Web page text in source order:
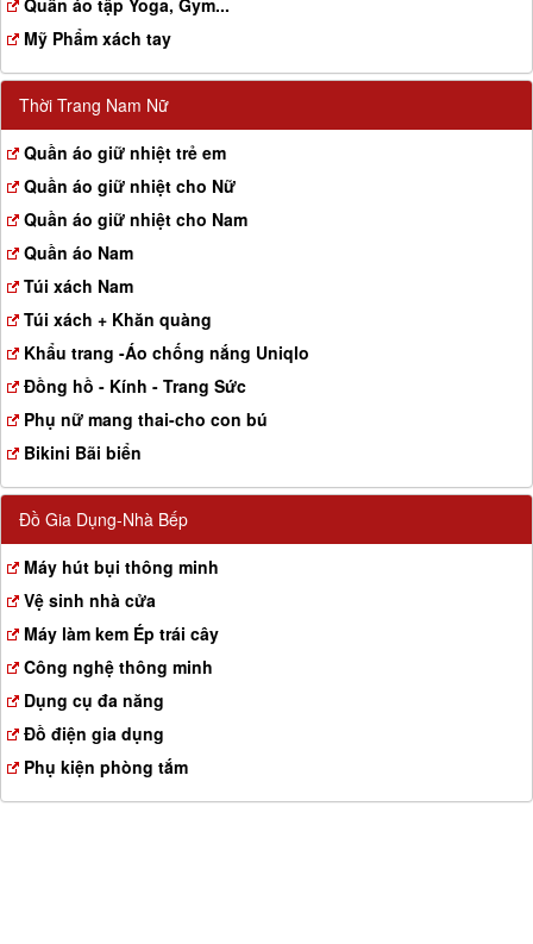
Quần áo tập Yoga, Gym...
Mỹ Phẩm xách tay
Thời Trang Nam Nữ
Quần áo giữ nhiệt trẻ em
Quần áo giữ nhiệt cho Nữ
Quần áo giữ nhiệt cho Nam
Quần áo Nam
Túi xách Nam
Túi xách + Khăn quàng
Khẩu trang -Áo chống nắng Uniqlo
Đồng hồ - Kính - Trang Sức
Phụ nữ mang thai-cho con bú
Bikini Bãi biển
Đồ Gia Dụng-Nhà Bếp
Máy hút bụi thông minh
Vệ sinh nhà cửa
Máy làm kem Ép trái cây
Công nghệ thông minh
Dụng cụ đa năng
Đồ điện gia dụng
Phụ kiện phòng tắm